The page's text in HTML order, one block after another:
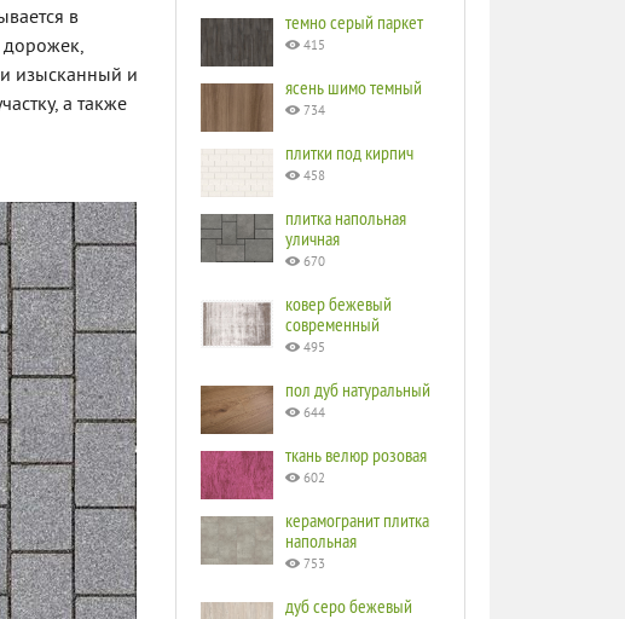
в
дорожек,
изысканный и
а также
темно серый паркет
415
ясень шимо темный
734
плитки под кирпич
458
плитка напольная
уличная
670
ковер бежевый
современный
495
пол дуб натуральный
644
ткань велюр розовая
602
керамогранит плитка
напольная
753
дуб серо бежевый